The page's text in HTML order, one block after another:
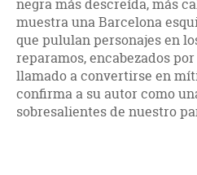
negra más descreída, más
muestra una Barcelona
que pululan personajes en
reparamos, encabezados
llamado a convertirse en
confirma a su autor como
sobresalientes de nuestro